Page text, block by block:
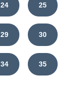
24 25
29 30
34 35